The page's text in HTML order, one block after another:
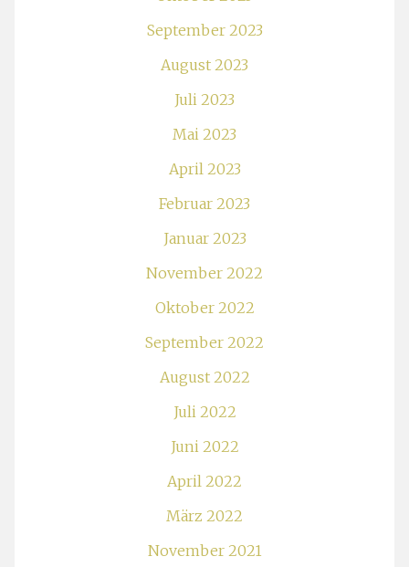
September 2023
August 2023
Juli 2023
Mai 2023
April 2023
Februar 2023
Januar 2023
November 2022
Oktober 2022
September 2022
August 2022
Juli 2022
Juni 2022
April 2022
März 2022
November 2021